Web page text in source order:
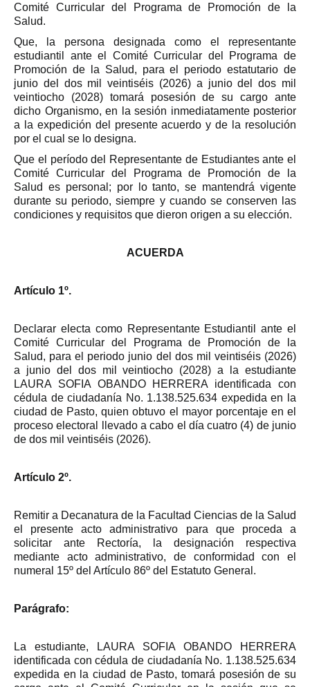
Comité Curricular del Programa de Promoción de la
Salud.
Que, la persona designada como el representante
estudiantil ante el Comité Curricular del Programa de
Promoción de la Salud, para el periodo estatutario de
junio del dos mil veintiséis (2026) a junio del dos mil
veintiocho (2028) tomará posesión de su cargo ante
dicho Organismo, en la sesión inmediatamente posterior
a la expedición del presente acuerdo y de la resolución
por el cual se lo designa.
Que el período del Representante de Estudiantes ante el
Comité Curricular del Programa de Promoción de la
Salud es personal; por lo tanto, se mantendrá vigente
durante su periodo, siempre y cuando se conserven las
condiciones y requisitos que dieron origen a su elección.
ACUERDA
Artículo 1º.
Declarar electa como Representante Estudiantil ante el
Comité Curricular del Programa de Promoción de la
Salud, para el periodo junio del dos mil veintiséis (2026)
a junio del dos mil veintiocho (2028) a la estudiante
LAURA SOFIA OBANDO HERRERA identificada con
cédula de ciudadanía No. 1.138.525.634 expedida en la
ciudad de Pasto, quien obtuvo el mayor porcentaje en el
proceso electoral llevado a cabo el día cuatro (4) de junio
de dos mil veintiséis (2026).
Artículo 2º.
Remitir a Decanatura de la Facultad Ciencias de la Salud
el presente acto administrativo para que proceda a
solicitar ante Rectoría, la designación respectiva
mediante acto administrativo, de conformidad con el
numeral 15º del Artículo 86º del Estatuto General.
Parágrafo:
La estudiante, LAURA SOFIA OBANDO HERRERA
identificada con cédula de ciudadanía No. 1.138.525.634
expedida en la ciudad de Pasto, tomará posesión de su